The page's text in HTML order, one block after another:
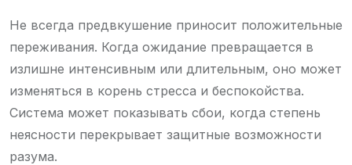
Не всегда предвкушение приносит положительные
переживания. Когда ожидание превращается в
излишне интенсивным или длительным, оно может
изменяться в корень стресса и беспокойства.
Система может показывать сбои, когда степень
неясности перекрывает защитные возможности
разума.